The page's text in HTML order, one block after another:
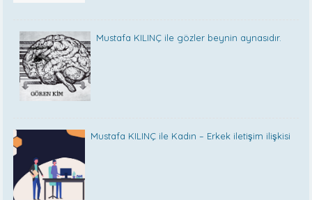
Mustafa KILINÇ ile gözler beynin aynasıdır.
Mustafa KILINÇ ile Kadın – Erkek iletişim ilişkisi